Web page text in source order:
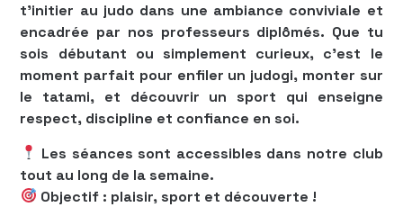
t’initier au judo dans une ambiance conviviale et
encadrée par nos professeurs diplômés. Que tu
sois débutant ou simplement curieux, c’est le
moment parfait pour enfiler un judogi, monter sur
le tatami, et découvrir un sport qui enseigne
respect, discipline et confiance en soi.
Les séances sont accessibles dans notre club
tout au long de la semaine.
Objectif : plaisir, sport et découverte !